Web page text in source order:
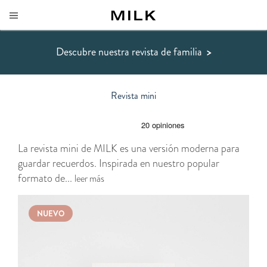
Descubre nuestra revista de familia >
Revista mini
La revista mini de MILK es una versión moderna para
guardar recuerdos. Inspirada en nuestro popular
formato de... leer más
NUEVO